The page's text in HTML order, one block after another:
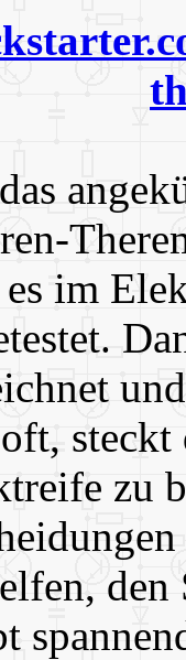
im
zu
den